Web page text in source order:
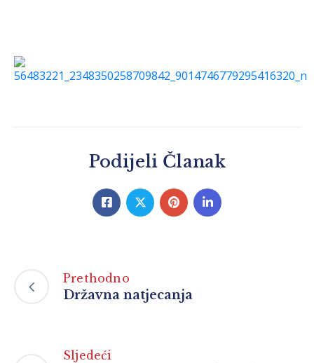
Podijeli Članak
Prethodno
Državna natjecanja
Sljedeći